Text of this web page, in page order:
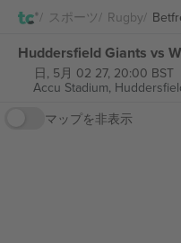
スポーツ Rugby
日, 5月 02 27, 20:00 BST
Accu Stadium,
マップを非表示